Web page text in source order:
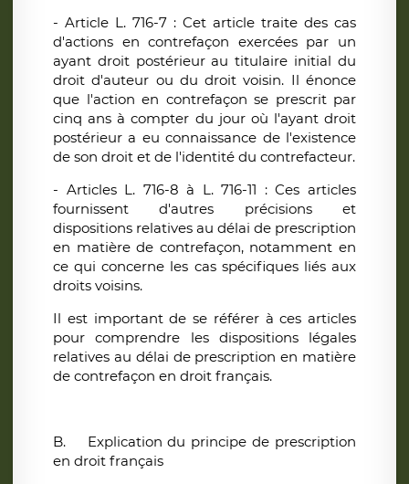
- Article L. 716-7 : Cet article traite des cas
d'actions en contrefaçon exercées par un
ayant droit postérieur au titulaire initial du
droit d'auteur ou du droit voisin. Il énonce
que l'action en contrefaçon se prescrit par
cinq ans à compter du jour où l'ayant droit
postérieur a eu connaissance de l'existence
de son droit et de l'identité du contrefacteur.
- Articles L. 716-8 à L. 716-11 : Ces articles
fournissent d'autres précisions et
dispositions relatives au délai de prescription
en matière de contrefaçon, notamment en
ce qui concerne les cas spécifiques liés aux
droits voisins.
Il est important de se référer à ces articles
pour comprendre les dispositions légales
relatives au délai de prescription en matière
de contrefaçon en droit français.
B.
Explication du principe de prescription
en droit français